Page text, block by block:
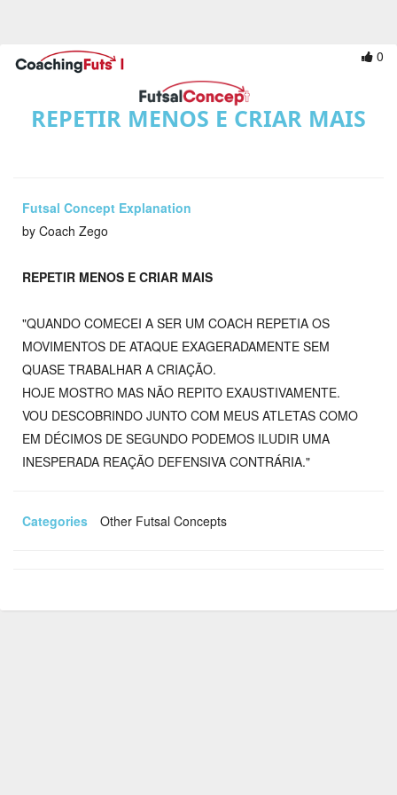
0
REPETIR MENOS E CRIAR MAIS
Futsal Concept Explanation
by Coach Zego
REPETIR MENOS E CRIAR MAIS
"QUANDO COMECEI A SER UM COACH REPETIA OS
MOVIMENTOS DE ATAQUE EXAGERADAMENTE SEM
QUASE TRABALHAR A CRIAÇÃO.
HOJE MOSTRO MAS NÃO REPITO EXAUSTIVAMENTE.
VOU DESCOBRINDO JUNTO COM MEUS ATLETAS COMO
EM DÉCIMOS DE SEGUNDO PODEMOS ILUDIR UMA
INESPERADA REAÇÃO DEFENSIVA CONTRÁRIA."
Categories Other Futsal Concepts